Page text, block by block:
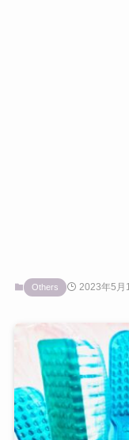
Others 2023年5月